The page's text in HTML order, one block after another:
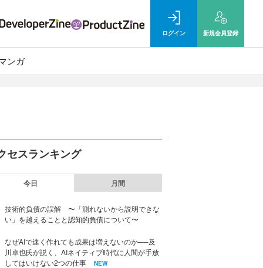
ログイン 新規会員登録
ンガ
セスランキング
今日 月間
技術的負債の誤解 〜「測れないから説明できな
い」を越えることと認知的負債について〜
なぜAIで速く作れても成果は増えないのか──及
川卓也氏が説く、AIネイティブ時代に人間が手放
してはいけない2つの仕事
NEW